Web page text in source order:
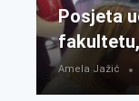
Posjeta
Amela Jažić